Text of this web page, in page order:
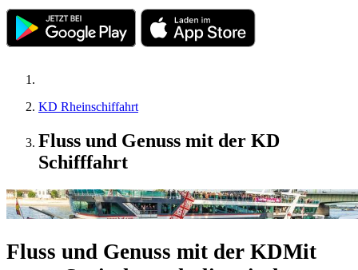
KD Rheinschiffahrt
Fluss und Genuss mit der KD
Schifffahrt
Fluss und Genuss mit der KDMit